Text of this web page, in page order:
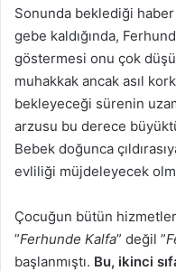
Sonunda beklediği
gebe kaldığında,
göstermesi onu çok
muhakkak ancak asıl
bekleyeceği sürenin
arzusu bu derece
Bebek doğunca
evliliği müjdeleyecek
Çocuğun bütün
”Ferhunde Kalfa” değil ”
başlanmıştı. Bu, ikinci